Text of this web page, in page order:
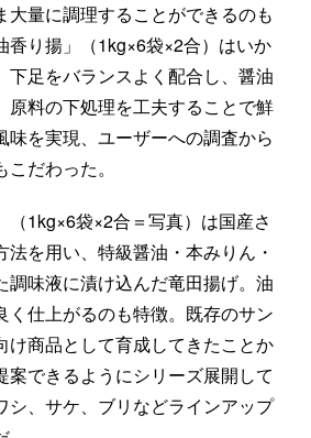
大量に調理することができるのも
香り揚」（1kg×6袋×2合）はいか
下足をバランスよく配合し、醤油
原料の下処理を工夫することで鮮
味を実現、ユーザーへの調査から
だわった。
（1kg×6袋×2合＝写真）は国産さ
法を用い、特級醤油・本みりん・
調味液に漬け込んだ竜田揚げ。油
く仕上がるのも特徴。既存のサン
け商品として育成してきたことか
案できるようにシリーズ展開して
シ、サケ、ブリなどラインアップ